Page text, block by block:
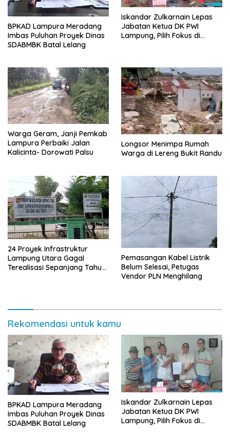
BPKAD Lampura Meradang
Imbas Puluhan Proyek Dinas
SDABMBK Batal Lelang
Iskandar Zulkarnain Lepas
Jabatan Ketua DK PWI
Lampung, Pilih Fokus di
Warga Geram, Janji Pemkab
Lampura Perbaiki Jalan
Kalicinta- Dorowati Palsu
Longsor Menimpa Rumah
Warga di Lereng Bukit Randu
24 Proyek Infrastruktur
Lampung Utara Gagal
Terealisasi Sepanjang Tahun
Pemasangan Kabel Listrik
Belum Selesai, Petugas
Vendor PLN Menghilang
Rekomendasi untuk kamu
BPKAD Lampura Meradang
Imbas Puluhan Proyek Dinas
SDABMBK Batal Lelang
Iskandar Zulkarnain Lepas
Jabatan Ketua DK PWI
Lampung, Pilih Fokus di